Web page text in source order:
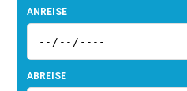
ANREISE
ABREISE